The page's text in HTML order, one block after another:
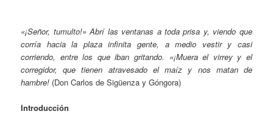
«¡Señor, tumulto!» Abrí las ventanas a toda prisa y, viendo que
corría hacia la plaza infinita gente, a medio vestir y casi
corriendo, entre los que iban gritando. «¡Muera el virrey y el
corregidor, que tienen atravesado el maíz y nos matan de
hambre! (Don Carlos de Sigüenza y Góngora)
Introducción